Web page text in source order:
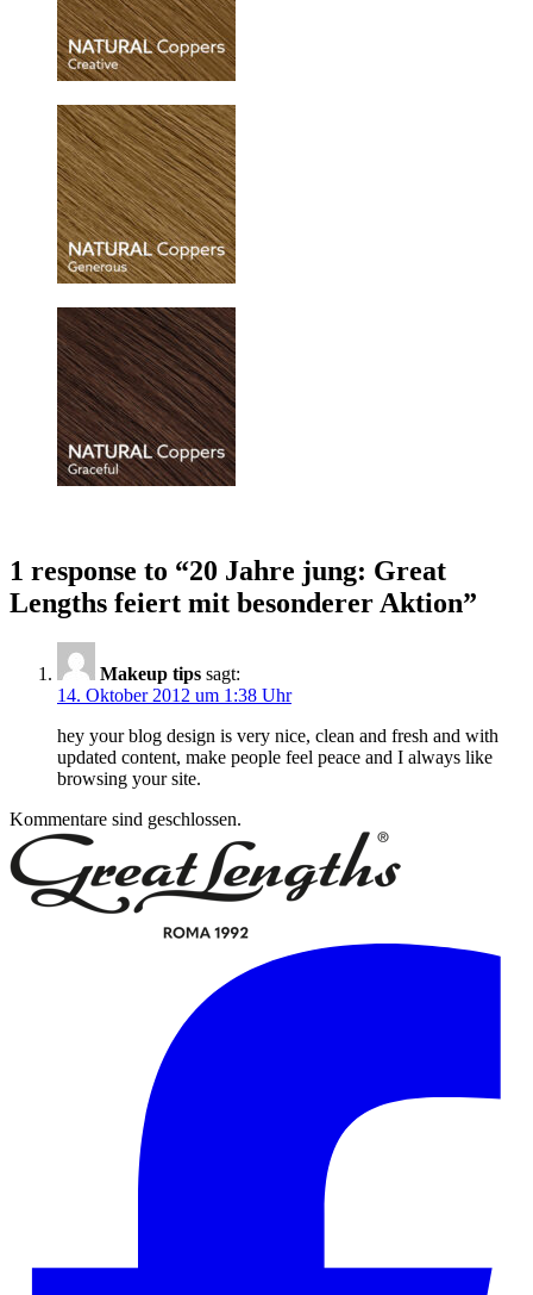
1 response to “20 Jahre jung: Great
Lengths feiert mit besonderer Aktion”
Makeup tips sagt:
14. Oktober 2012 um 1:38 Uhr
hey your blog design is very nice, clean and fresh and with
updated content, make people feel peace and I always like
browsing your site.
Kommentare sind geschlossen.